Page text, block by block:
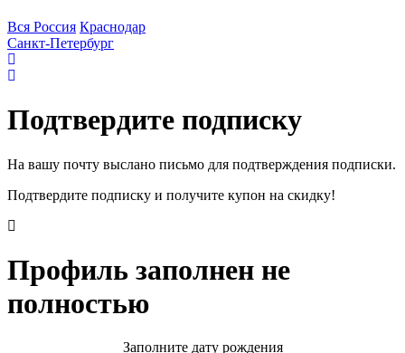
Вся Россия Краснодар
Санкт-Петербург
Подтвердите подписку
На вашу почту выслано письмо для подтверждения подписки.
Подтвердите подписку и получите купон на скидку!
Профиль заполнен не
полностью
Заполните дату рождения